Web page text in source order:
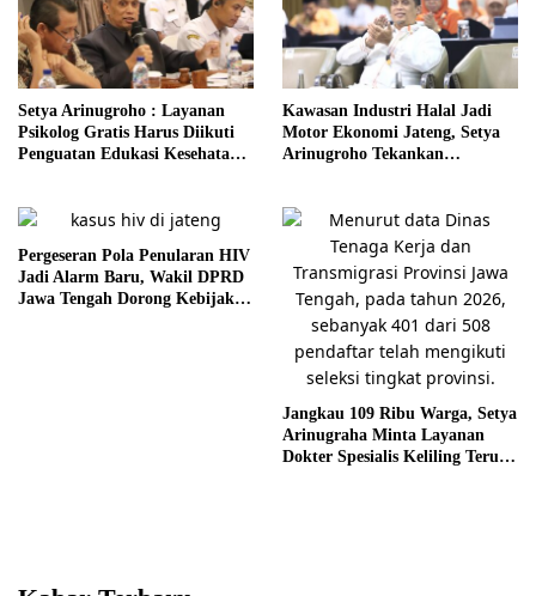
Setya Arinugroho : Layanan
Psikolog Gratis Harus Diikuti
Penguatan Edukasi Kesehatan
Kawasan Industri Halal Jadi
Motor Ekonomi Jateng, Setya
Arinugroho Tekankan
Pergeseran Pola Penularan HIV
Jadi Alarm Baru, Wakil DPRD
Jawa Tengah Dorong Kebijakan
Jangkau 109 Ribu Warga, Setya
Arinugraha Minta Layanan
Dokter Spesialis Keliling Terus